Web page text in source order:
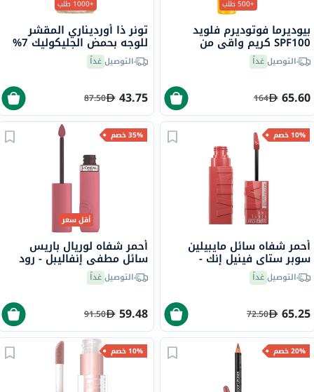
+500 طلب
بيوديرما فوتوديرم فلويد
SPF100 كريم واقي من
الشمس خفيف 40 مل
التوصيلغداً
65.60
164
+1000 طلب
تونر ذا أورديناري المقشر
للوجه بحمض الجليكوليك 7%
لتوحيد لون البشرة 100 مل
التوصيلغداً
43.75
87.50
10% خصم
أحمر شفاه سائل مايبيلين
سوبر ستاي فينيل إنك -
بيتشي/15
التوصيلغداً
65.25
72.50
35% خصم
أقل سعر
أحمر شفاه لوريال باريس
سائل مطفي إنفاليبل - رود
تريبينغ/240
التوصيلغداً
59.48
91.50
20% خصم 10% خصم